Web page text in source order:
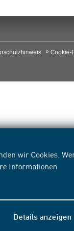
wir Cookies.
Informationen
Details anzeigen
Cookie-